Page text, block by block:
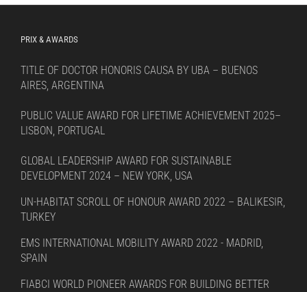
PRIX & AWARDS
TITLE OF DOCTOR HONORIS CAUSA BY UBA – BUENOS
AIRES, ARGENTINA
PUBLIC VALUE AWARD FOR LIFETIME ACHIEVEMENT 2025–
LISBON, PORTUGAL
GLOBAL LEADERSHIP AWARD FOR SUSTAINABLE
DEVELOPMENT 2024 – NEW YORK, USA
UN-HABITAT SCROLL OF HONOUR AWARD 2022 – BALIKESIR,
TURKEY
EMS INTERNATIONAL MOBILITY AWARD 2022 - MADRID,
SPAIN
FIABCI WORLD PIONEER AWARDS FOR BUILDING BETTER